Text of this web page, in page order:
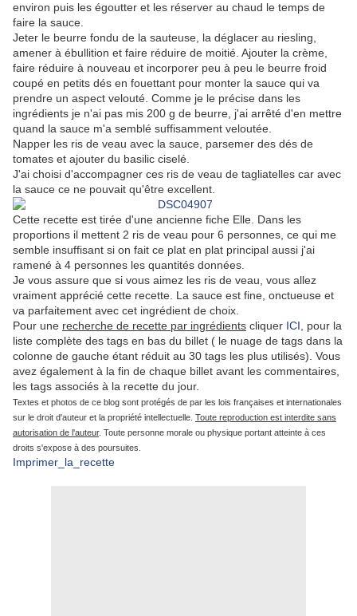
environ puis les égoutter et les réserver au chaud le temps de
faire la sauce.
Jeter le beurre fondu de la sauteuse, la déglacer au riesling,
amener à ébullition et faire réduire de moitié. Ajouter la crème,
faire réduire à nouveau et incorporer peu à peu le beurre froid
coupé en petits dés en fouettant pour monter la sauce qui va
prendre un aspect velouté. Comme je le précise dans les
ingrédients je n'ai pas mis 200 g de beurre, j'ai arrêté d'en mettre
quand la sauce m'a semblé suffisamment veloutée.
Napper les ris de veau avec la sauce, parsemer des dés de
tomates et ajouter du basilic ciselé.
J'ai choisi d'accompagner ces ris de veau de tagliatelles car avec
la sauce ce ne pouvait qu'être excellent.
Cette recette est tirée d'une ancienne fiche Elle. Dans les
proportions il mettent 2 ris de veau pour 6 personnes, ce qui me
semble insuffisant si on fait ce plat en plat principal aussi j'ai
ramené à 4 personnes les quantités données.
Je vous assure que si vous aimez les ris de veau, vous allez
vraiment apprécié cette recette. La sauce est fine, onctueuse et
va parfaitement avec cet ingrédient de choix.
Pour une recherche de recette par ingrédients cliquer ICI , pour la
liste complète des tags en bas du billet ( le nuage de tags dans la
colonne de gauche étant réduit au 30 tags les plus utilisés). Vous
avez également à la fin de chaque billet avant les commentaires,
les tags associés à la recette du jour.
Textes et photos de ce blog sont protégés de par les lois françaises et internationales
sur le droit d'auteur et la propriété intellectuelle. Toute reproduction est interdite sans
autorisation de l'auteur. Toute personne morale ou physique portant atteinte à ces
droits s'expose à des poursuites.
Imprimer_la_recette